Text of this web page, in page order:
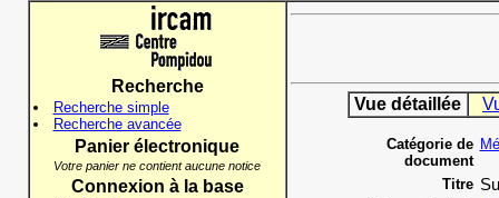
Recherche
Recherche simple
Recherche avancée
Panier électronique
Votre panier ne contient aucune notice
Connexion à la base
Vue détaillée
Catégorie de
document
Titre